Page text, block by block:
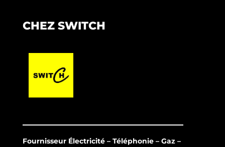
CHEZ SWITCH
Fournisseur Électricité – Téléphonie – Gaz –